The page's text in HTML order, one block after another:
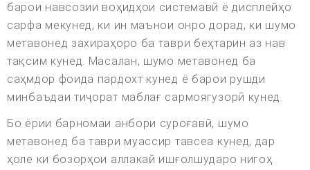
барои навсозии воҳидҳои системавӣ ё дисплейҳо
сарфа мекунед, ки ин маънои онро дорад, ки шумо
метавонед захираҳоро ба таври беҳтарин аз нав
тақсим кунед. Масалан, шумо метавонед ба
саҳмдор фоида пардохт кунед ё барои рушди
минбаъдаи тиҷорат маблағ сармоягузорӣ кунед.
Бо ёрии барномаи анбори суроғавӣ, шумо
метавонед ба таври муассир тавсеа кунед, дар
ҳоле ки бозорҳои аллакай ишғолшударо нигоҳ